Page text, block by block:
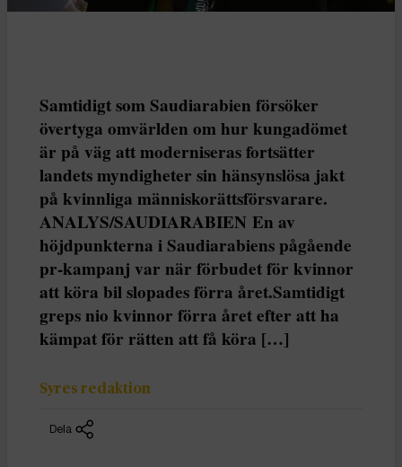
Samtidigt som Saudiarabien försöker
övertyga omvärlden om hur kungadömet
är på väg att moderniseras fortsätter
landets myndigheter sin hänsynslösa jakt
på kvinnliga människorättsförsvarare.
ANALYS/SAUDIARABIEN En av
höjdpunkterna i Saudiarabiens pågående
pr-kampanj var när förbudet för kvinnor
att köra bil slopades förra året.Samtidigt
greps nio kvinnor förra året efter att ha
kämpat för rätten att få köra […]
Syres redaktion
Dela